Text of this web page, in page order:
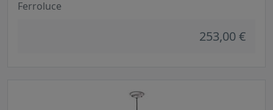
Ferroluce
253,00 €